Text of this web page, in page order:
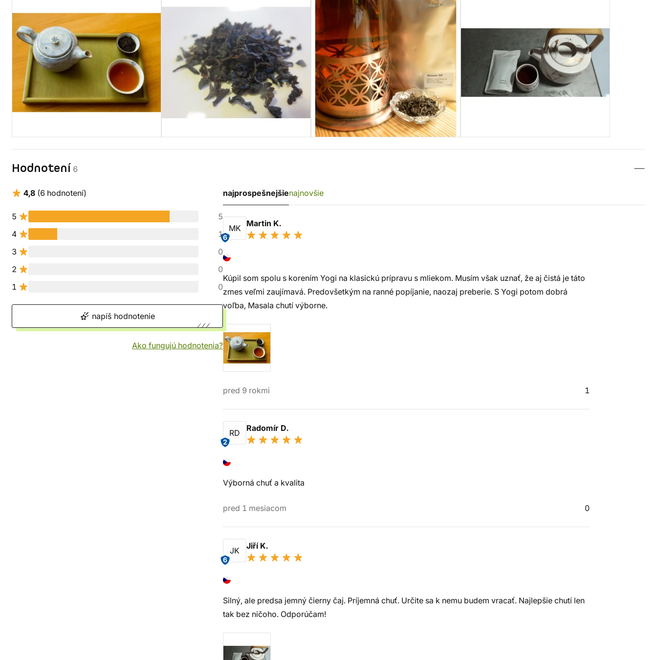
Hodnotení 6
4,8 (6 hodnotení)
5
5
4
1
3
0
2
0
1
0
napíš hodnotenie
Ako fungujú hodnotenia?
najprospešnejšienajnovšie
MK
6
Martin K.
Kúpil som spolu s korením Yogi na klasickú prípravu s mliekom. Musím však uznať, že aj čistá je táto
zmes veľmi zaujímavá. Predovšetkým na ranné popíjanie, naozaj preberie. S Yogi potom dobrá
voľba, Masala chutí výborne.
pred 9 rokmi 1
RD
2
Radomír D.
Výborná chuť a kvalita
pred 1 mesiacom 0
JK
6
Jiří K.
Silný, ale predsa jemný čierny čaj. Príjemná chuť. Určite sa k nemu budem vracať. Najlepšie chutí len
tak bez ničoho. Odporúčam!